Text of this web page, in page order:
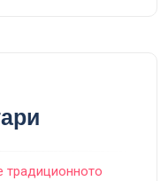
традиционното